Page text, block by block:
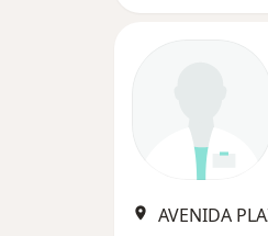
AVENIDA